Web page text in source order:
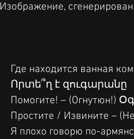
Изображение,
Где находится ванная
Որտե՞ղ է զուգարանը
Помогите! – (Огнутюн!)
Простите / Извините –
Я плохо говорю по-